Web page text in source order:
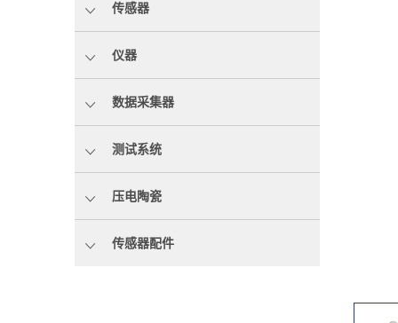
传感器
仪器
数据采集器
测试系统
压电陶瓷
传感器配件